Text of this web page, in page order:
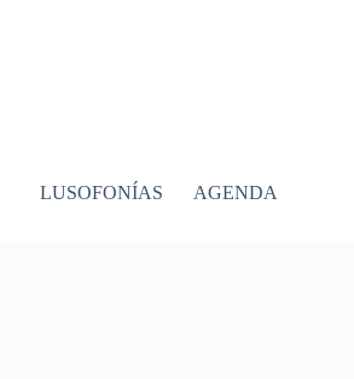
LUSOFONÍAS AGENDA